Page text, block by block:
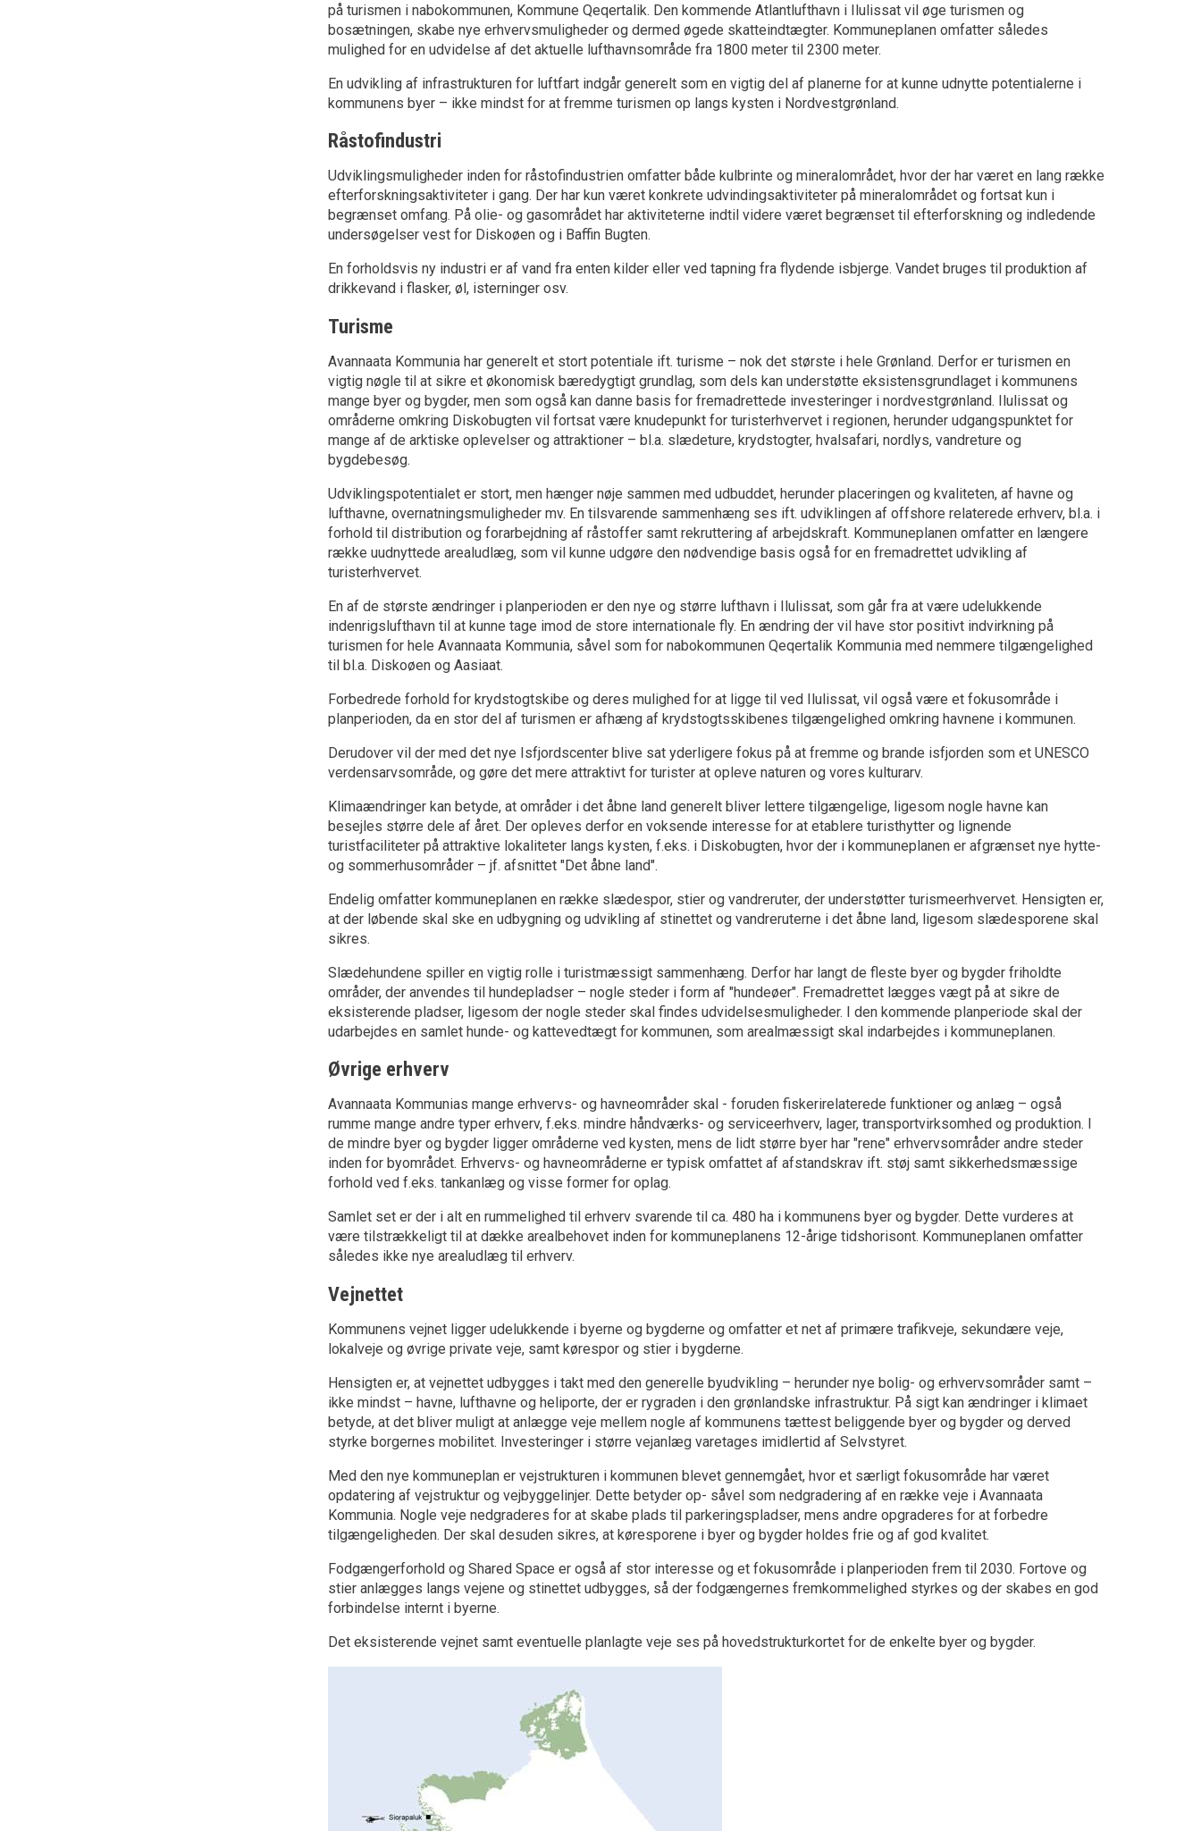
på turismen i nabokommunen, Kommune Qeqertalik. Den kommende Atlantlufthavn i Ilulissat vil øge turismen og
bosætningen, skabe nye erhvervsmuligheder og dermed øgede skatteindtægter. Kommuneplanen omfatter således
mulighed for en udvidelse af det aktuelle lufthavnsområde fra 1800 meter til 2300 meter.
En udvikling af infrastrukturen for luftfart indgår generelt som en vigtig del af planerne for at kunne udnytte potentialerne i
kommunens byer – ikke mindst for at fremme turismen op langs kysten i Nordvestgrønland.
Råstofindustri
Udviklingsmuligheder inden for råstofindustrien omfatter både kulbrinte og mineralområdet, hvor der har været en lang række
efterforskningsaktiviteter i gang. Der har kun været konkrete udvindingsaktiviteter på mineralområdet og fortsat kun i
begrænset omfang. På olie- og gasområdet har aktiviteterne indtil videre været begrænset til efterforskning og indledende
undersøgelser vest for Diskoøen og i Baffin Bugten.
En forholdsvis ny industri er af vand fra enten kilder eller ved tapning fra flydende isbjerge. Vandet bruges til produktion af
drikkevand i flasker, øl, isterninger osv.
Turisme
Avannaata Kommunia har generelt et stort potentiale ift. turisme – nok det største i hele Grønland. Derfor er turismen en
vigtig nøgle til at sikre et økonomisk bæredygtigt grundlag, som dels kan understøtte eksistensgrundlaget i kommunens
mange byer og bygder, men som også kan danne basis for fremadrettede investeringer i nordvestgrønland. Ilulissat og
områderne omkring Diskobugten vil fortsat være knudepunkt for turisterhvervet i regionen, herunder udgangspunktet for
mange af de arktiske oplevelser og attraktioner – bl.a. slædeture, krydstogter, hvalsafari, nordlys, vandreture og
bygdebesøg.
Udviklingspotentialet er stort, men hænger nøje sammen med udbuddet, herunder placeringen og kvaliteten, af havne og
lufthavne, overnatningsmuligheder mv. En tilsvarende sammenhæng ses ift. udviklingen af offshore relaterede erhverv, bl.a. i
forhold til distribution og forarbejdning af råstoffer samt rekruttering af arbejdskraft. Kommuneplanen omfatter en længere
række uudnyttede arealudlæg, som vil kunne udgøre den nødvendige basis også for en fremadrettet udvikling af
turisterhvervet.
En af de største ændringer i planperioden er den nye og større lufthavn i Ilulissat, som går fra at være udelukkende
indenrigslufthavn til at kunne tage imod de store internationale fly. En ændring der vil have stor positivt indvirkning på
turismen for hele Avannaata Kommunia, såvel som for nabokommunen Qeqertalik Kommunia med nemmere tilgængelighed
til bl.a. Diskoøen og Aasiaat.
Forbedrede forhold for krydstogtskibe og deres mulighed for at ligge til ved Ilulissat, vil også være et fokusområde i
planperioden, da en stor del af turismen er afhæng af krydstogtsskibenes tilgængelighed omkring havnene i kommunen.
Derudover vil der med det nye Isfjordscenter blive sat yderligere fokus på at fremme og brande isfjorden som et UNESCO
verdensarvsområde, og gøre det mere attraktivt for turister at opleve naturen og vores kulturarv.
Klimaændringer kan betyde, at områder i det åbne land generelt bliver lettere tilgængelige, ligesom nogle havne kan
besejles større dele af året. Der opleves derfor en voksende interesse for at etablere turisthytter og lignende
turistfaciliteter på attraktive lokaliteter langs kysten, f.eks. i Diskobugten, hvor der i kommuneplanen er afgrænset nye hytte-
og sommerhusområder – jf. afsnittet "Det åbne land".
Endelig omfatter kommuneplanen en række slædespor, stier og vandreruter, der understøtter turismeerhvervet. Hensigten er,
at der løbende skal ske en udbygning og udvikling af stinettet og vandreruterne i det åbne land, ligesom slædesporene skal
sikres.
Slædehundene spiller en vigtig rolle i turistmæssigt sammenhæng. Derfor har langt de fleste byer og bygder friholdte
områder, der anvendes til hundepladser – nogle steder i form af "hundeøer". Fremadrettet lægges vægt på at sikre de
eksisterende pladser, ligesom der nogle steder skal findes udvidelsesmuligheder. I den kommende planperiode skal der
udarbejdes en samlet hunde- og kattevedtægt for kommunen, som arealmæssigt skal indarbejdes i kommuneplanen.
Øvrige erhverv
Avannaata Kommunias mange erhvervs- og havneområder skal - foruden fiskerirelaterede funktioner og anlæg – også
rumme mange andre typer erhverv, f.eks. mindre håndværks- og serviceerhverv, lager, transportvirksomhed og produktion. I
de mindre byer og bygder ligger områderne ved kysten, mens de lidt større byer har "rene" erhvervsområder andre steder
inden for byområdet. Erhvervs- og havneområderne er typisk omfattet af afstandskrav ift. støj samt sikkerhedsmæssige
forhold ved f.eks. tankanlæg og visse former for oplag.
Samlet set er der i alt en rummelighed til erhverv svarende til ca. 480 ha i kommunens byer og bygder. Dette vurderes at
være tilstrækkeligt til at dække arealbehovet inden for kommuneplanens 12-årige tidshorisont. Kommuneplanen omfatter
således ikke nye arealudlæg til erhverv.
Vejnettet
Kommunens vejnet ligger udelukkende i byerne og bygderne og omfatter et net af primære trafikveje, sekundære veje,
lokalveje og øvrige private veje, samt kørespor og stier i bygderne.
Hensigten er, at vejnettet udbygges i takt med den generelle byudvikling – herunder nye bolig- og erhvervsområder samt –
ikke mindst – havne, lufthavne og heliporte, der er rygraden i den grønlandske infrastruktur. På sigt kan ændringer i klimaet
betyde, at det bliver muligt at anlægge veje mellem nogle af kommunens tættest beliggende byer og bygder og derved
styrke borgernes mobilitet. Investeringer i større vejanlæg varetages imidlertid af Selvstyret.
Med den nye kommuneplan er vejstrukturen i kommunen blevet gennemgået, hvor et særligt fokusområde har været
opdatering af vejstruktur og vejbyggelinjer. Dette betyder op- såvel som nedgradering af en række veje i Avannaata
Kommunia. Nogle veje nedgraderes for at skabe plads til parkeringspladser, mens andre opgraderes for at forbedre
tilgængeligheden. Der skal desuden sikres, at køresporene i byer og bygder holdes frie og af god kvalitet.
Fodgængerforhold og Shared Space er også af stor interesse og et fokusområde i planperioden frem til 2030. Fortove og
stier anlægges langs vejene og stinettet udbygges, så der fodgængernes fremkommelighed styrkes og der skabes en god
forbindelse internt i byerne.
Det eksisterende vejnet samt eventuelle planlagte veje ses på hovedstrukturkortet for de enkelte byer og bygder.